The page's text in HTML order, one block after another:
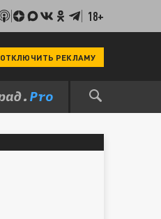
18+
ОТКЛЮЧИТЬ РЕКЛАМУ